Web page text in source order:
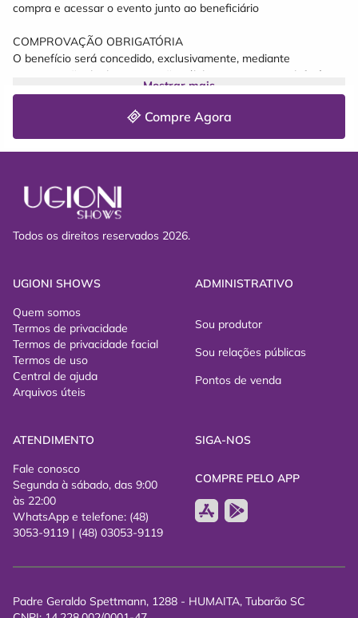
compra e acessar o evento junto ao beneficiário
COMPROVAÇÃO OBRIGATÓRIA
O benefício será concedido, exclusivamente, mediante
apresentação de documentação válida que comprove deficiência
de longo prazo, conforme legislação vigente.
A documentação deverá ser anexada no formulário on-line no
ato da compra e reapresentada para validação novamente na
Serão aceitos:
? identificação do paciente
? CID (Classificação Internacional de Doenças)
- Benefício ativo (BPC/LOAS ou INSS) com indicação da
condição
DOCUMENTOS NÃO ACEITOS
Para fins de acesso ao evento, não serão aceitos:
- Exames isolados
- Declarações sem CID
- Documentos ilegíveis, rasurados ou vencidos
- Fotografias ou cópias digitais não verificáveis
- Comprovação de condição temporária (ex: fraturas, cirurgias
recentes, mobilidade reduzida momentânea)
entrada.
Mostrar mais
Compre Agora
Todos os direitos reservados 2026.
UGIONI SHOWS
Quem somos
Termos de privacidade
Termos de privacidade facial
Termos de uso
Central de ajuda
Arquivos úteis
ADMINISTRATIVO
Sou produtor
Sou relações públicas
Pontos de venda
ATENDIMENTO
Fale conosco
Segunda à sábado, das 9:00
às 22:00
WhatsApp e telefone: (48)
3053-9119 | (48) 03053-9119
SIGA-NOS
COMPRE PELO APP
Padre Geraldo Spettmann, 1288 - HUMAITA, Tubarão SC